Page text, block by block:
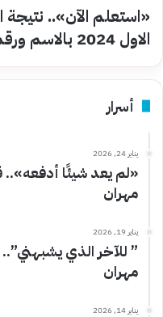
«استعلم الآن».. نتيجة
الاول 2024 بالاسم ورقم الجلوس
أسرار
يناير 24, 2026
«لم يعد شيئًا
مهران
يناير 19, 2026
” للآخر الذي
مهران
يناير 14, 2026